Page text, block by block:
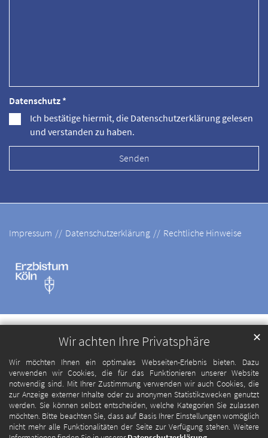
Wir achten Ihre Privatsphäre
Wir möchten Ihnen ein optimales Webseiten-Erlebnis bieten. Dazu
verwenden wir Cookies, die für das Funktionieren unserer Website
notwendig sind. Mit Ihrer Zustimmung verwenden wir auch Cookies, die
zur Anzeige externer Inhalte oder zu anonymen Statistikzwecken genutzt
werden. Sie können selbst entscheiden, welche Kategorien Sie zulassen
möchten. Bitte beachten Sie, dass auf Basis Ihrer Einstellungen womöglich
nicht mehr alle Funktionalitäten der Seite zur Verfügung stehen. Weitere
✕
Datenschutz *
Ich bestätige hiermit, die Datenschutzerklärung gelesen
und verstanden zu haben.
Impressum Datenschutzerklärung Rechtliche Hinweise